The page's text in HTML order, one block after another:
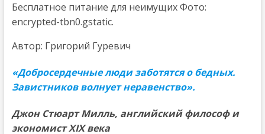
Бесплатное питание для неимущих Фото:
encrypted-tbn0.gstatic.
Автор: Григорий Гуревич
«Добросердечные люди заботятся о бедных.
Завистников волнует неравенство».
Джон Стюарт Милль, английский философ и
экономист XIX века